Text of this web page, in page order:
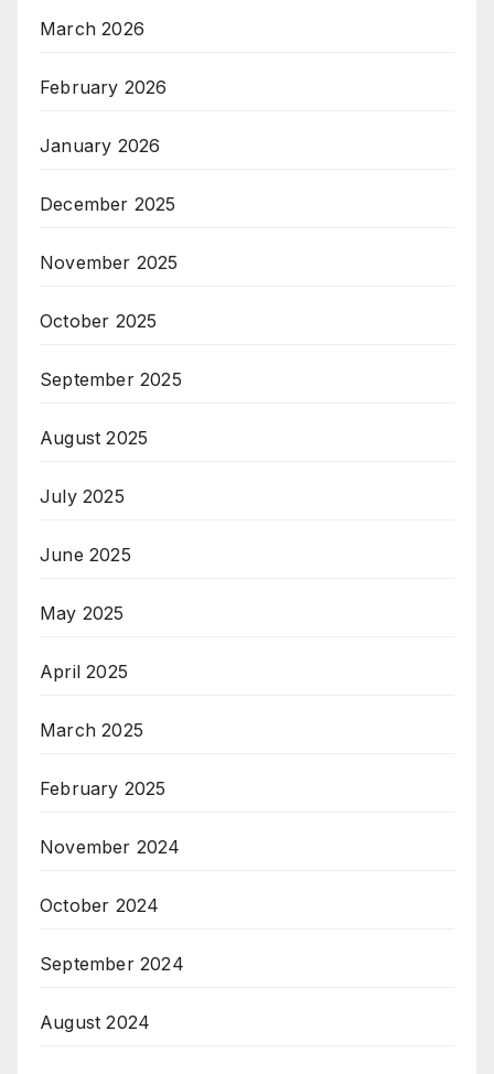
March 2026
February 2026
January 2026
December 2025
November 2025
October 2025
September 2025
August 2025
July 2025
June 2025
May 2025
April 2025
March 2025
February 2025
November 2024
October 2024
September 2024
August 2024